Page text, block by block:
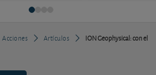
Acciones Artículos
ION Geophysical: con el